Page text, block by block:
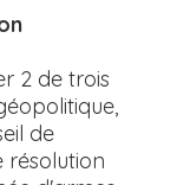
2 de trois
de
résolution